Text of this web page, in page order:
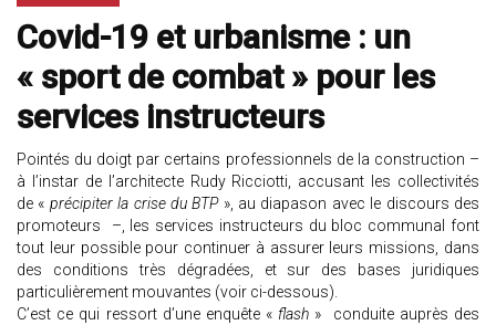
Covid-19 et urbanisme : un
« sport de combat » pour les
services instructeurs
Pointés du doigt par certains professionnels de la construction –
à l’instar de l’architecte Rudy Ricciotti, accusant les collectivités
de « précipiter la crise du BTP», au diapason avec le discours des
promoteurs –, les services instructeurs du bloc communal font
tout leur possible pour continuer à assurer leurs missions, dans
des conditions très dégradées, et sur des bases juridiques
particulièrement mouvantes (voir ci-dessous).
C’est ce qui ressort d’une enquête « flash » conduite auprès des